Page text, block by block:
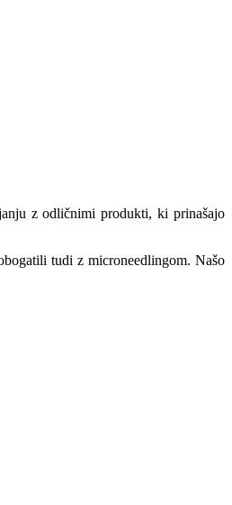
z odličnimi produkti, ki prinašajo
tudi z microneedlingom. Našo